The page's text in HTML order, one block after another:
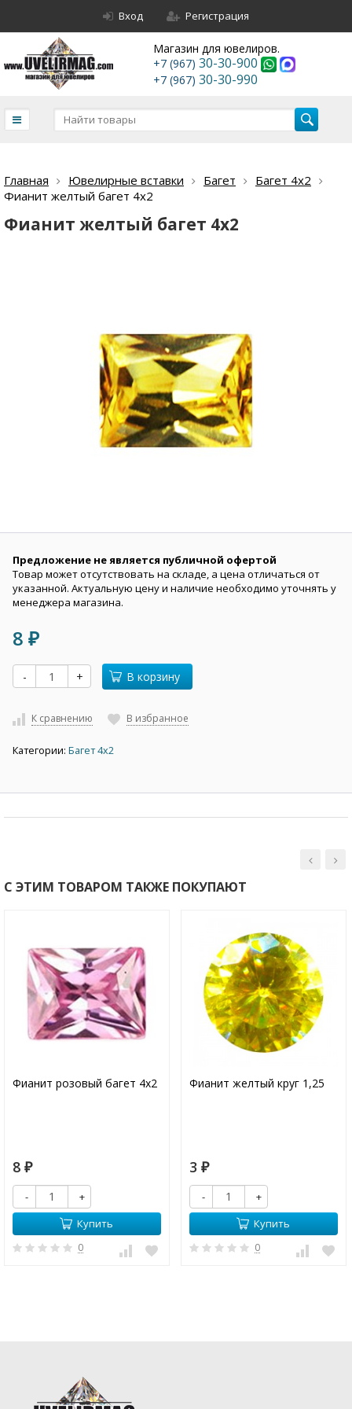
Вход Регистрация
Магазин для ювелиров.
+7 (967) 30-30-900
+7 (967) 30-30-990
Главная Ювелирные вставки Багет
Багет 4х2
Фианит желтый багет 4х2
Фианит желтый багет 4х2
Предложение не является публичной офертой
Товар может отсутствовать на складе, а цена отличаться от
указанной. Актуальную цену и наличие необходимо уточнять у
менеджера магазина.
8 ₽
- + В корзину
К сравнению В избранное
Категории: Багет 4х2
С ЭТИМ ТОВАРОМ ТАКЖЕ ПОКУПАЮТ
Фианит розовый багет 4х2
8 ₽
-
+
Купить
0
Фианит желтый круг 1,25
3 ₽
-
+
Купить
0